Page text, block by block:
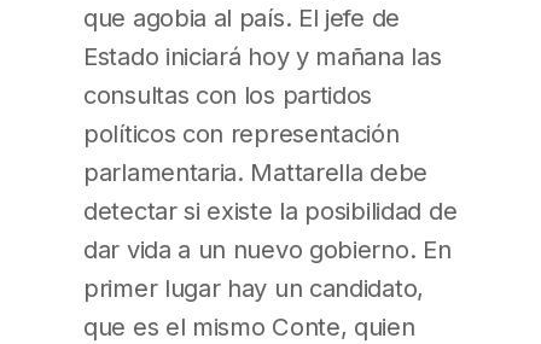
que agobia al país. El jefe de
Estado iniciará hoy y mañana las
consultas con los partidos
políticos con representación
parlamentaria. Mattarella debe
detectar si existe la posibilidad de
dar vida a un nuevo gobierno. En
primer lugar hay un candidato,
que es el mismo Conte, quien